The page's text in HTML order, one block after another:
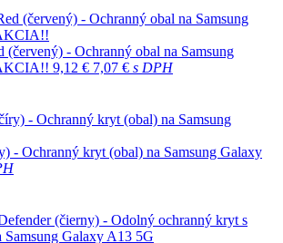
(červený) - Ochranný obal na Samsung
9,12 € 7,07 € s DPH
- Ochranný kryt (obal) na Samsung Galaxy